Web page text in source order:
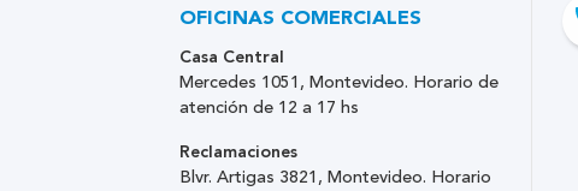
OFICINAS COMERCIALES
Casa Central
Mercedes 1051, Montevideo. Horario de
atención de 12 a 17 hs
Reclamaciones
Blvr. Artigas 3821, Montevideo. Horario